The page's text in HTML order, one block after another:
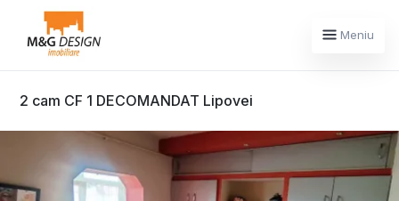
Meniu
2 cam CF 1 DECOMANDAT Lipovei